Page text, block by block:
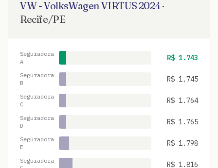
VW - VolksWagenVIRTUS 2024·
Recife/PE
Seguradora
A
R$ 1.743
Seguradora
B
R$ 1.745
Seguradora
C
R$ 1.764
Seguradora
D
R$ 1.765
Seguradora
E
R$ 1.798
Seguradora
R$ 1.816